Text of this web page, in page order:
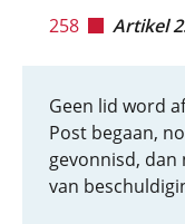
258 Artikel
Geen lid word
Post begaan,
gevonnisd, dan
van